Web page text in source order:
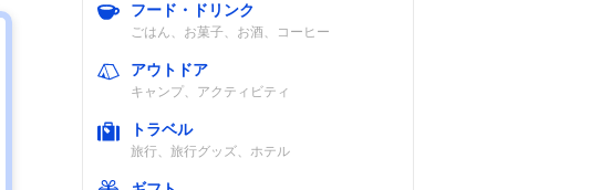
使用時）
記載未確認 約24時間
フード・ドリンク
ごはん、お菓子、お酒、コーヒー
アウトドア
キャンプ、アクティビティ
トラベル
旅行、旅行グッズ、ホテル